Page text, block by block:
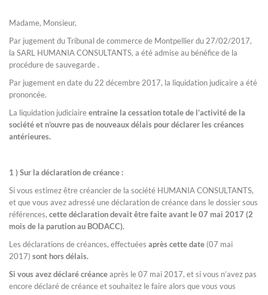
Madame, Monsieur,
Par jugement du Tribunal de commerce de Montpellier du 27/02/2017,
la SARL HUMANIA CONSULTANTS, a été admise au bénéfice de la
procédure de sauvegarde .
Par jugement en date du 22 décembre 2017, la liquidation judicaire a été
prononcée.
La liquidation judiciaireentraine la cessation totale de l’activité de la
société et n’ouvre pas de nouveaux délais pour déclarer les créances
antérieures.
1 ) Sur la déclaration de créance :
Si vous estimez être créancier de la société HUMANIA CONSULTANTS,
et que vous avez adressé une déclaration de créance dans le dossier sous
références, cette déclaration devait être faite avant le 07 mai 2017 (2
mois de la parution au BODACC).
Les déclarations de créances, effectuées après cette date (07 mai
2017) sont hors délais.
Si vous avez déclaré créanceaprès le 07 mai 2017, et si vous n’avez pas
encore déclaré de créance et souhaitez le faire alors que vous vous